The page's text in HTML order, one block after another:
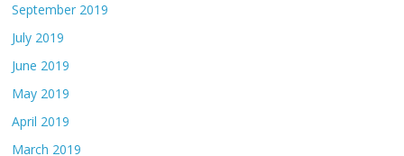
September 2019
July 2019
June 2019
May 2019
April 2019
March 2019